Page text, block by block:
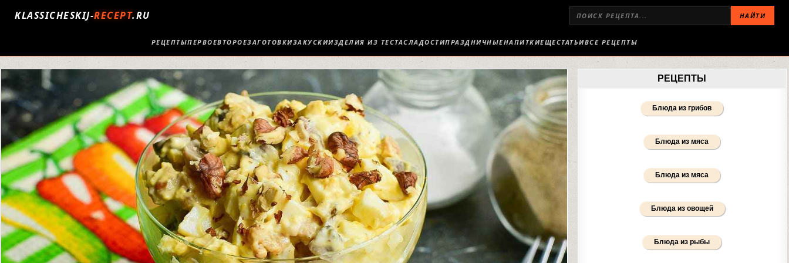
KLASSICHESKIJ-RECEPT.RU НАЙТИ
РЕЦЕПТЫПЕРВОЕВТОРОЕЗАГОТОВКИЗАКУСКИИЗДЕЛИЯ ИЗ ТЕСТАСЛАДОСТИПРАЗДНИЧНЫЕНАПИТКИЕЩЕСТАТЬИВСЕ РЕЦЕПТЫ
РЕЦЕПТЫ
Блюда из грибов
Блюда из мяса
Блюда из мяса
Блюда из овощей
Блюда из рыбы